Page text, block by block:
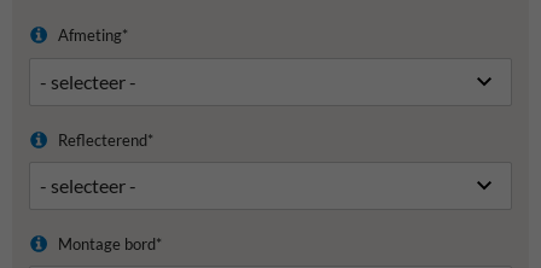
Afmeting*
Reflecterend*
Montage bord*